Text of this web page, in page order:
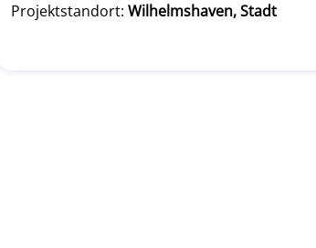
Projektstandort: Wilhelmshaven, Stadt